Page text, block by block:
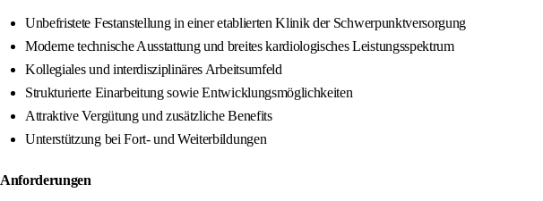
Unbefristete Festanstellung in einer etablierten Klinik der Schwerpunktversorgung
Moderne technische Ausstattung und breites kardiologisches Leistungsspektrum
Kollegiales und interdisziplinäres Arbeitsumfeld
Strukturierte Einarbeitung sowie Entwicklungsmöglichkeiten
Attraktive Vergütung und zusätzliche Benefits
Unterstützung bei Fort- und Weiterbildungen
Anforderungen